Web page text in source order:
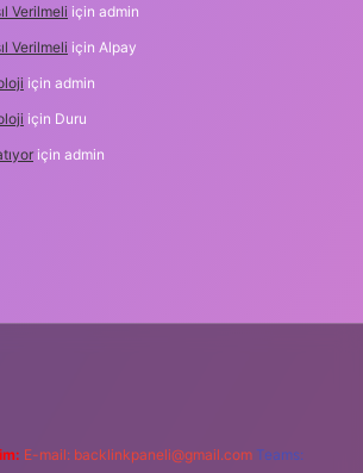
Verilmeli için admin
Verilmeli için Alpay
için admin
için Duru
için admin
E-mail: backlinkpaneli@gmail.com Teams: